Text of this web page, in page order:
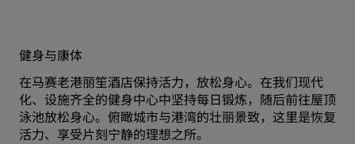
健身与康体
在马赛老港丽笙酒店保持活力，放松身心。在我们现代
化、设施齐全的健身中心中坚持每日锻炼，随后前往屋顶
泳池放松身心。俯瞰城市与港湾的壮丽景致，这里是恢复
活力、享受片刻宁静的理想之所。